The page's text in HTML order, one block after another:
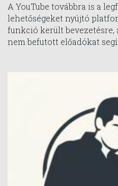
A YouTube továbbra is a
lehetőségeket nyújtó
funkció került bevezetésre,
nem befutott előadókat